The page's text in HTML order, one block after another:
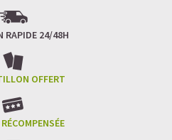
RAPIDE 24/48H
OFFERT